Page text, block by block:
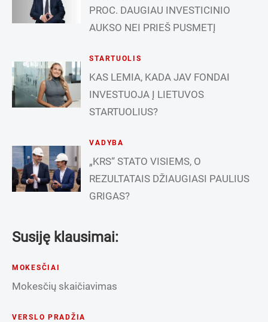
PROC. DAUGIAU INVESTICINIO
AUKSO NEI PRIEŠ PUSMETĮ
STARTUOLIS
KAS LEMIA, KADA JAV FONDAI
INVESTUOJA Į LIETUVOS
STARTUOLIUS?
VADYBA
„KRS“ STATO VISIEMS, O
REZULTATAIS DŽIAUGIASI PAULIUS
GRIGAS?
Susiję klausimai:
MOKESČIAI
Mokesčių skaičiavimas
VERSLO PRADŽIA